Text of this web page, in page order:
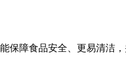
保障食品安全、更易清洁